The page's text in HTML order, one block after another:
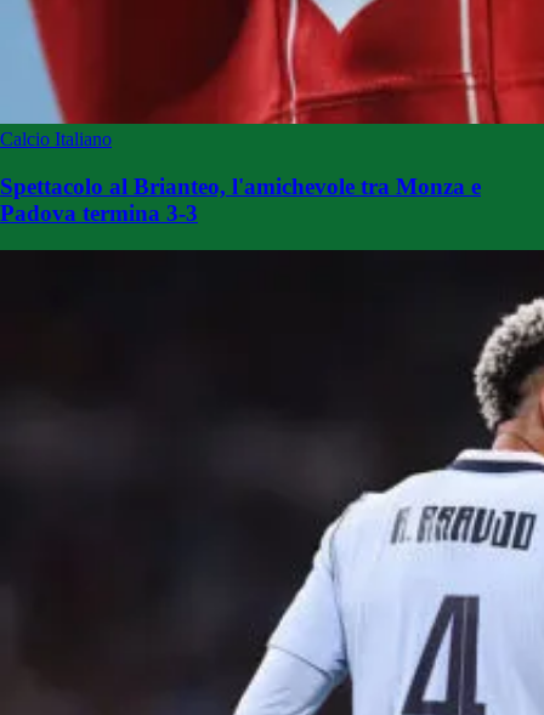
Calcio Italiano
Spettacolo al Brianteo, l'amichevole tra Monza e
Padova termina 3-3